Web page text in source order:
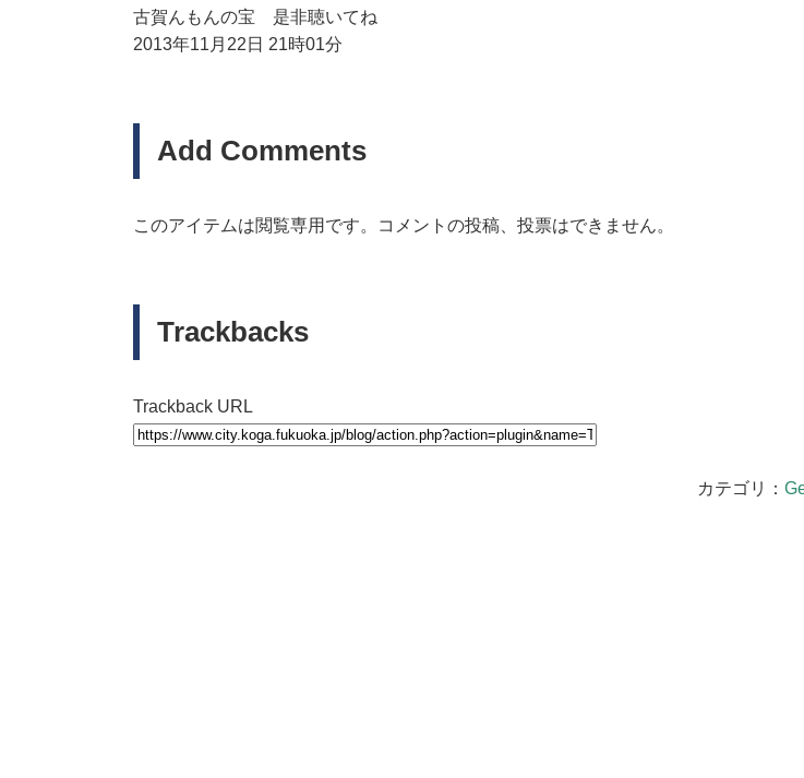
古賀んもんの宝 是非聴いてね
2013年11月22日 21時01分
Add Comments
このアイテムは閲覧専用です。コメントの投稿、投票はできません。
Trackbacks
Trackback URL
カテゴリ：